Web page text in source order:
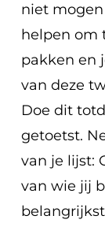
niet
helpen om
pakken en
van deze
Doe dit
getoetst.
van je lijst:
van wie jij